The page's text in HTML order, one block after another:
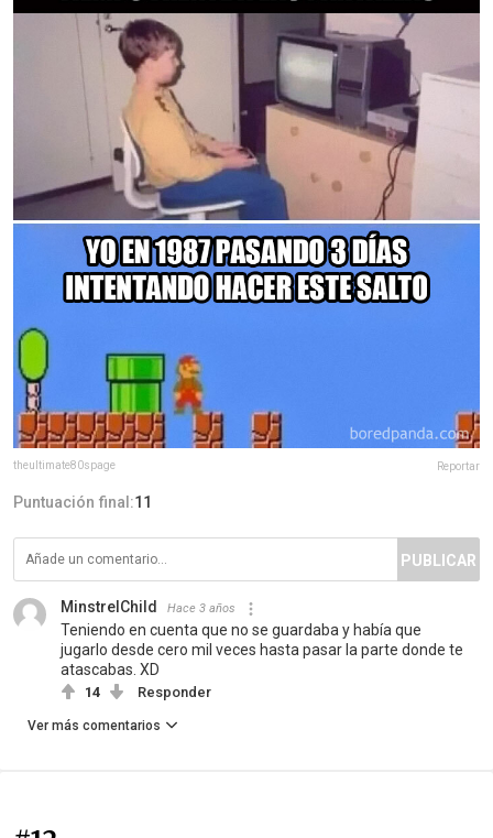
theultimate80spage Reportar
Puntuación final:11
PUBLICAR
MinstrelChild Hace 3 años
Teniendo en cuenta que no se guardaba y había que
jugarlo desde cero mil veces hasta pasar la parte donde te
atascabas. XD
14 Responder
Ver más comentarios